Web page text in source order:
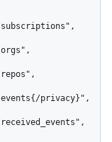
privacy}",